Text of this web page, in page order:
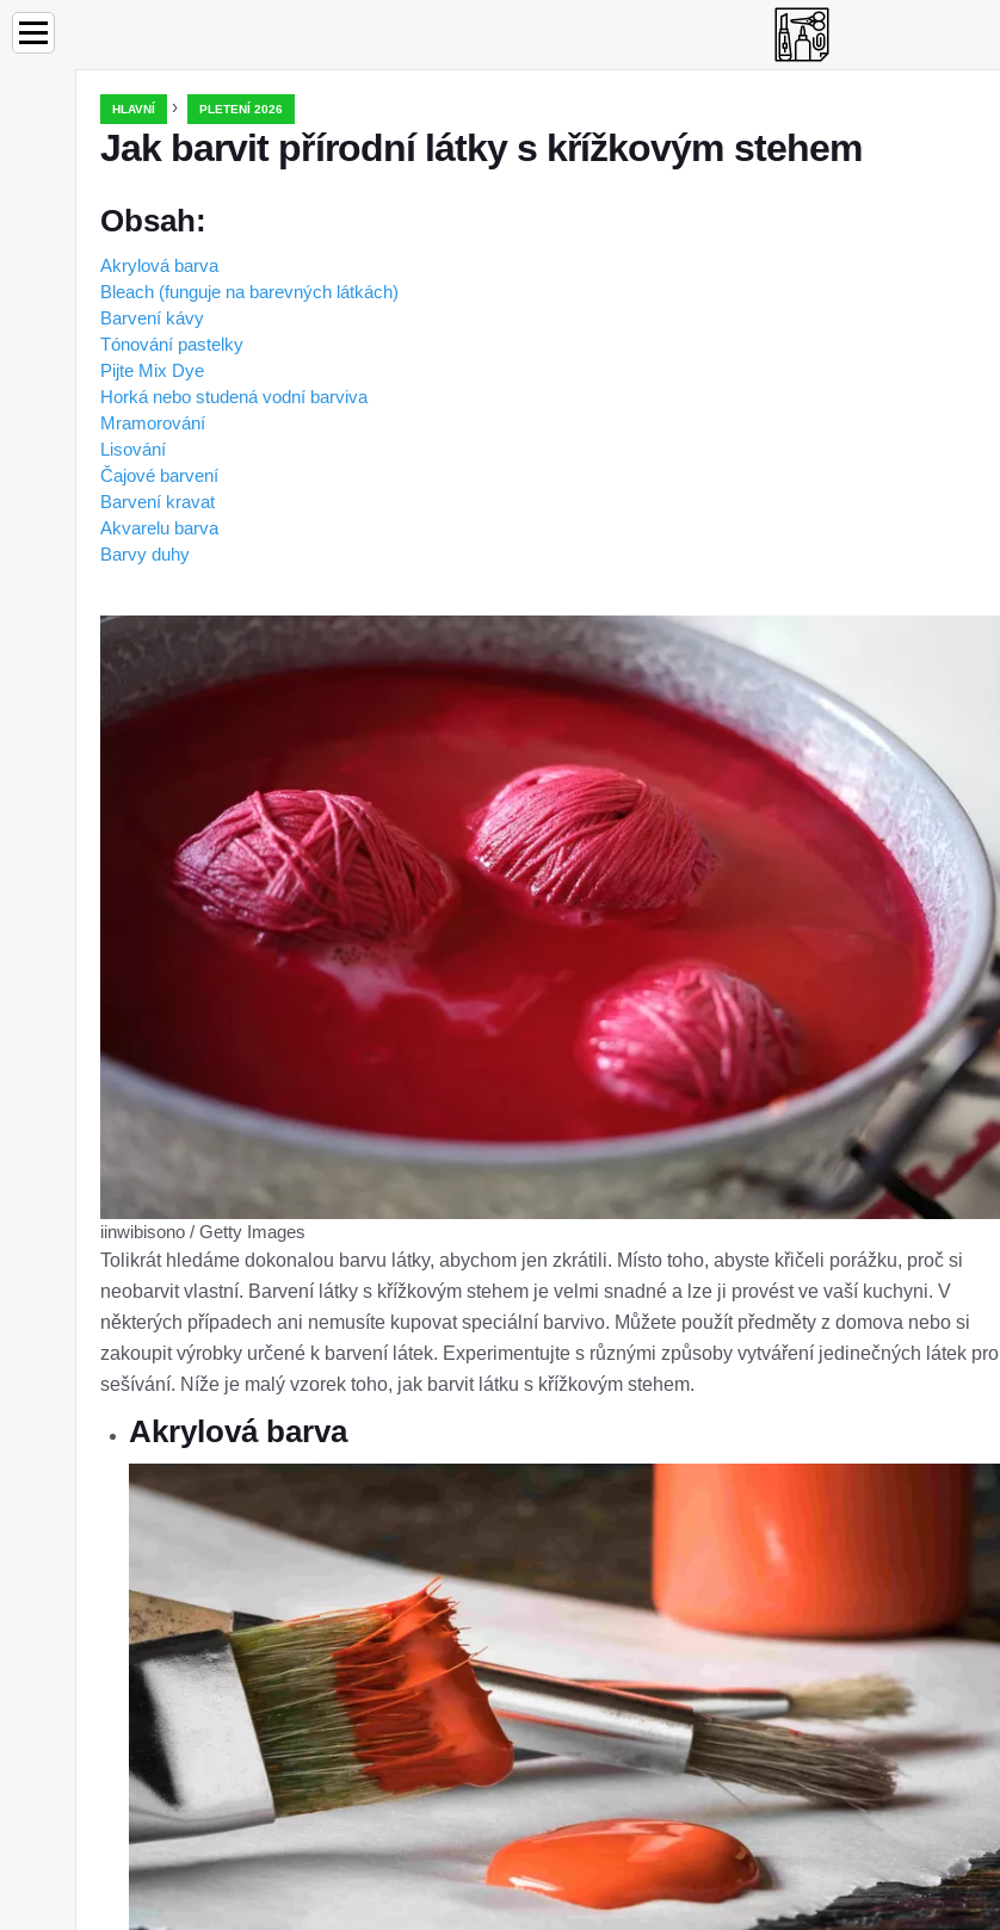
HLAVNÍ › PLETENÍ 2026
Jak barvit přírodní látky s křížkovým stehem
Obsah:
Akrylová barva
Bleach (funguje na barevných látkách)
Barvení kávy
Tónování pastelky
Pijte Mix Dye
Horká nebo studená vodní barviva
Mramorování
Lisování
Čajové barvení
Barvení kravat
Akvarelu barva
Barvy duhy
iinwibisono / Getty Images
Tolikrát hledáme dokonalou barvu látky, abychom jen zkrátili. Místo toho, abyste křičeli porážku, proč si
neobarvit vlastní. Barvení látky s křížkovým stehem je velmi snadné a lze ji provést ve vaší kuchyni. V
některých případech ani nemusíte kupovat speciální barvivo. Můžete použít předměty z domova nebo si
zakoupit výrobky určené k barvení látek. Experimentujte s různými způsoby vytváření jedinečných látek pro
sešívání. Níže je malý vzorek toho, jak barvit látku s křížkovým stehem.
Akrylová barva